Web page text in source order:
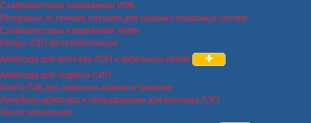
Стабилизаторы напряжения ИЭК
Резервные источники питания для охранно-пожарных систем
Стабилизаторы напряжения Volter
Опоры ЛЭП железобетонные
Арматура для монтажа ЛЭП и кабельных линий
Арматура для подвеса СИП
Плита ПЗК для закрытия кабеля в траншее
Линейная арматура и оборудование для монтажа ЛЭП
Лента сигнальная